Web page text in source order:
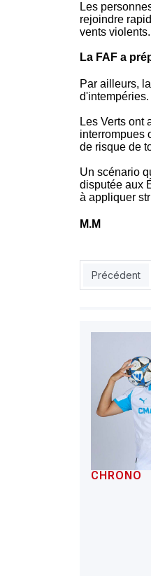
Les
rejoindre
vents violents.
La FAF a
Par ailleurs,
d'intempéries.
Les Verts ont
interrompues
de risque de
Un scénario
disputée aux
à appliquer
M.M
Article
Précédent
CHRONO